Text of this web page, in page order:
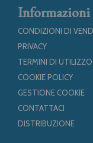
Informazioni
CONDIZIONI DI
PRIVACY
TERMINI DI
COOKIE POLICY
GESTIONE COOKIE
CONTATTACI
DISTRIBUZIONE